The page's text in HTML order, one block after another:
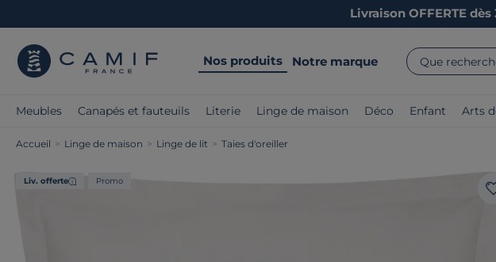
Livraison OFFERTE
Nos produits Notre marque Que
Meubles Canapés et fauteuils Literie Linge de maison Déco Enfant Arts
Accueil > Linge de maison > Linge de lit > Taies d'oreiller
Liv. offerte Promo